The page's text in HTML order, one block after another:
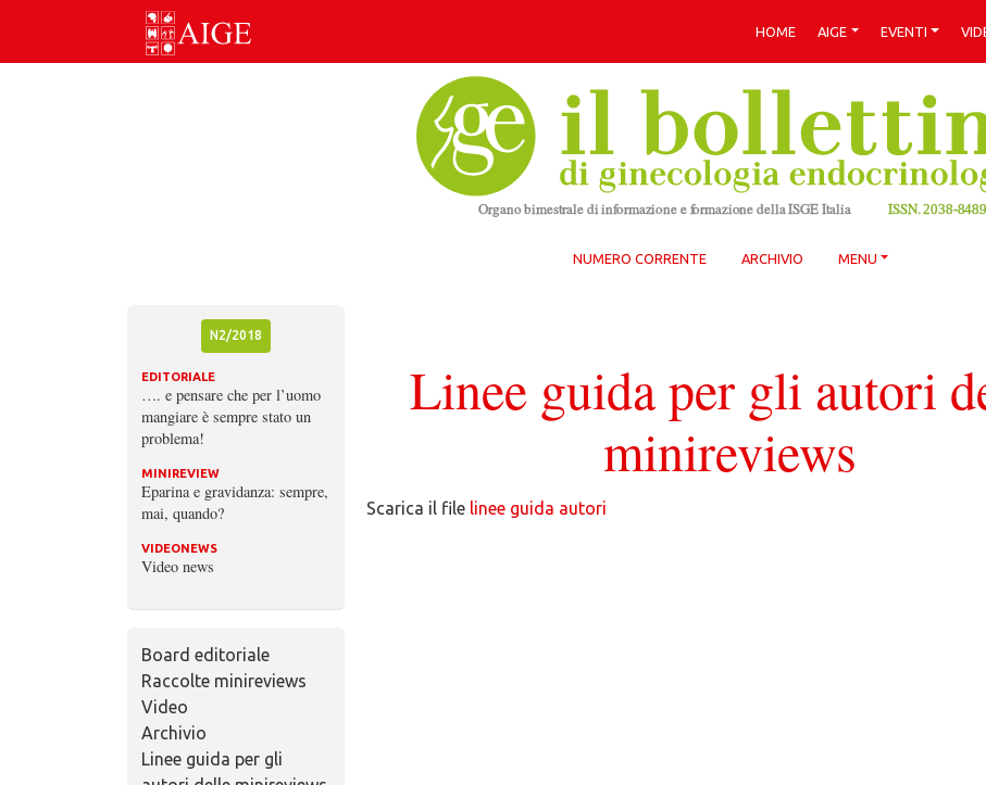
Skip
HOME AIGE EVENTI
NUMERO CORRENTE ARCHIVIO MENU
N2/2018
EDITORIALE
…. e pensare che per l’uomo
mangiare è sempre stato un
problema!
MINIREVIEW
Eparina e gravidanza: sempre,
mai, quando?
VIDEONEWS
Video news
Board editoriale
Raccolte minireviews
Video
Archivio
Linee guida per gli
Linee guida per gli autori
minireviews
Scarica il file linee guida autori